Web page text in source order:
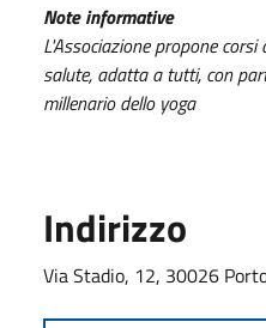
Note informative
L'Associazione propone
salute, adatta a tutti, con
millenario dello yoga
Indirizzo
Via Stadio, 12, 30026